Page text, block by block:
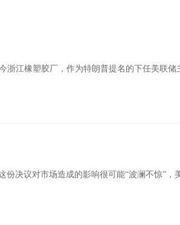
浙江橡塑胶厂，作为特朗普提名的下任美联储
决议对市场造成的影响很可能“波澜不惊”，